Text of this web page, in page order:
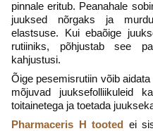
pinnale eritub. Peanahale
juuksed nõrgaks ja
elastsuse. Kui ebaõige
rutiiniks, põhjustab see
kahjustusi.
Õige pesemisrutiin võib
mõjuvad juuksefolliikuleid
toitainetega ja toetada
Pharmaceris H tooted
ei